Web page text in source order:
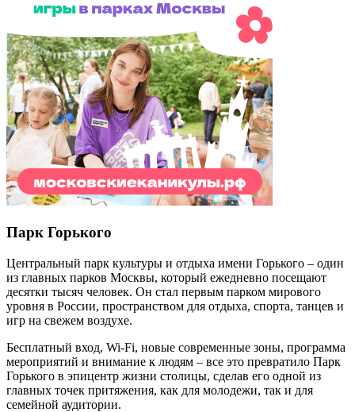
Парк Горького
Центральный парк культуры и отдыха имени Горького – один
из главных парков Москвы, который ежедневно посещают
десятки тысяч человек. Он стал первым парком мирового
уровня в России, пространством для отдыха, спорта, танцев и
игр на свежем воздухе.
Бесплатный вход, Wi-Fi, новые современные зоны, программа
мероприятий и внимание к людям – все это превратило Парк
Горького в эпицентр жизни столицы, сделав его одной из
главных точек притяжения, как для молодежи, так и для
семейной аудитории.